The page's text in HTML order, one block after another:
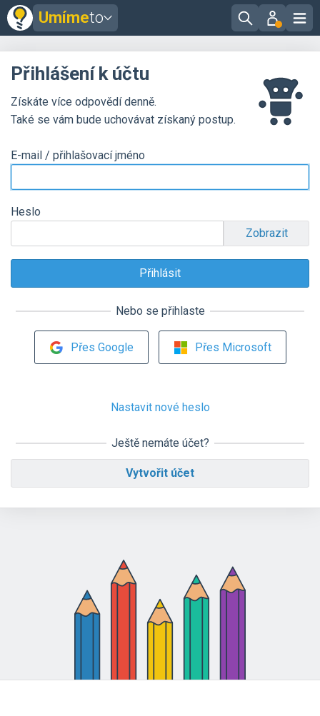
Umímeto
Přihlášení k účtu
Získáte více odpovědí denně.
Také se vám bude uchovávat získaný postup.
E-mail / přihlašovací jméno
Heslo
Zobrazit
Nebo se přihlaste
Přes Google Přes Microsoft
Nastavit nové heslo
Ještě nemáte účet?
Vytvořit účet